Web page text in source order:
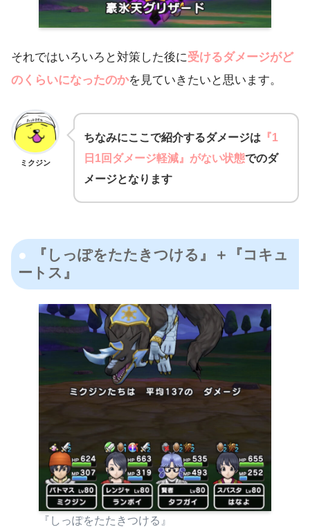
それではいろいろと対策した後に受けるダメージがど
のくらいになったのかを見ていきたいと思います。
ミクジン
ちなみにここで紹介するダメージは 『1
日1回ダメージ軽減』がない状態でのダ
メージとなります
『しっぽをたたきつける』＋『コキュ
ートス』
『しっぽをたたきつける』